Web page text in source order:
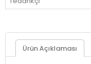
Ürün Açıklaması